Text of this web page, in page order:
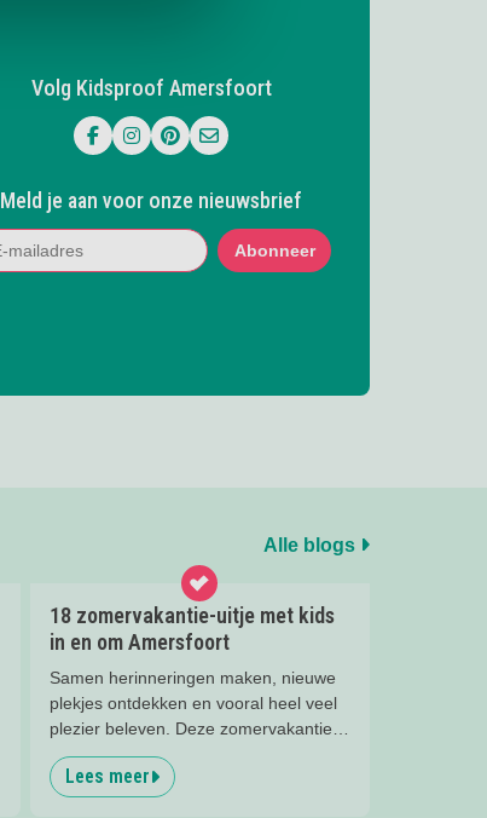
Volg Kidsproof Amersfoort
Volg ons op Facebook
Volg ons op Instagram
Volg ons op Pinterest
Mail ons
Meld je aan voor onze nieuwsbrief
Abonneer
Alle blogs
18 zomervakantie-uitje met kids
in en om Amersfoort
Samen herinneringen maken, nieuwe
plekjes ontdekken en vooral heel veel
plezier beleven. Deze zomervakantie
zit vol leuke uitjes voor het hele gezin.
Van spetteren en spelen tot theater,
Lees meer